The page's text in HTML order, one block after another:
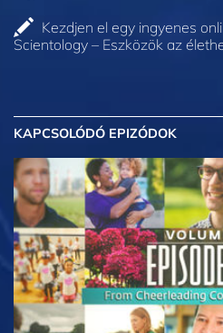
Kezdjen el egy ingyenes
Scientology – Eszközök az
KAPCSOLÓDÓ EPIZÓDOK